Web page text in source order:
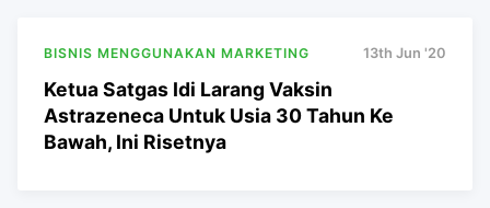
BISNIS MENGGUNAKAN MARKETING 13th Jun '20
Ketua Satgas Idi Larang Vaksin
Astrazeneca Untuk Usia 30 Tahun Ke
Bawah, Ini Risetnya